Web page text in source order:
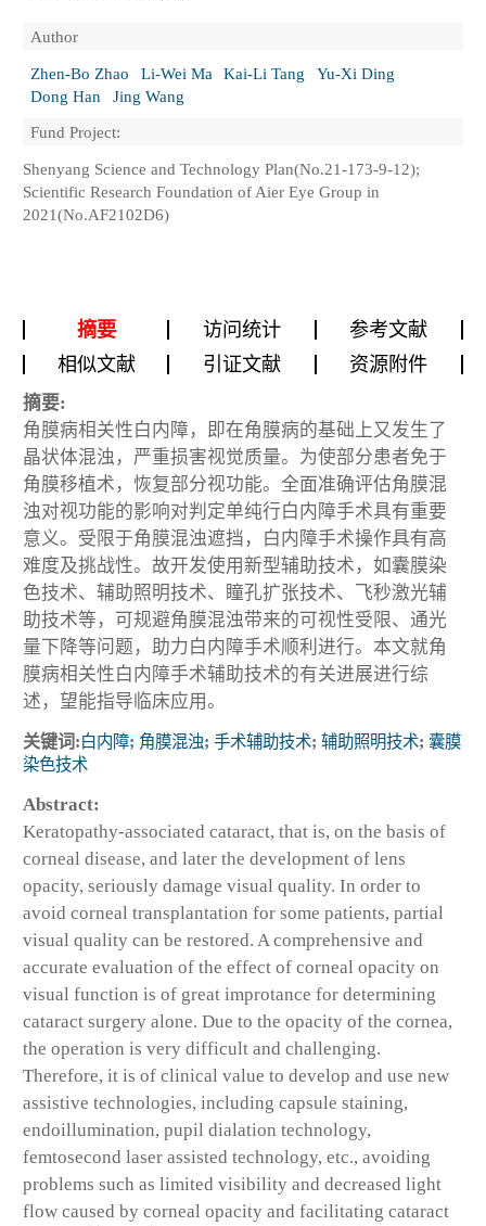
Author
Zhen-Bo Zhao
Li-Wei Ma Kai-Li Tang
Yu-Xi Ding
Dong Han
Jing Wang
Fund Project:
Shenyang Science and Technology Plan(No.21-173-9-12);
Scientific Research Foundation of Aier Eye Group in
2021(No.AF2102D6)
摘要 访问统计
参考文献
相似文献
引证文献 资源附件
摘要:
角膜病相关性白内障，即在角膜病的基础上又发生了
晶状体混浊，严重损害视觉质量。为使部分患者免于
角膜移植术，恢复部分视功能。全面准确评估角膜混
浊对视功能的影响对判定单纯行白内障手术具有重要
意义。受限于角膜混浊遮挡，白内障手术操作具有高
难度及挑战性。故开发使用新型辅助技术，如囊膜染
色技术、辅助照明技术、瞳孔扩张技术、飞秒激光辅
助技术等，可规避角膜混浊带来的可视性受限、通光
量下降等问题，助力白内障手术顺利进行。本文就角
膜病相关性白内障手术辅助技术的有关进展进行综
述，望能指导临床应用。
关键词:白内障; 角膜混浊; 手术辅助技术; 辅助照明技术; 囊膜
染色技术
Abstract:
Keratopathy-associated cataract, that is, on the basis of
corneal disease, and later the development of lens
opacity, seriously damage visual quality. In order to
avoid corneal transplantation for some patients, partial
visual quality can be restored. A comprehensive and
accurate evaluation of the effect of corneal opacity on
visual function is of great improtance for determining
cataract surgery alone. Due to the opacity of the cornea,
the operation is very difficult and challenging.
Therefore, it is of clinical value to develop and use new
assistive technologies, including capsule staining,
endoillumination, pupil dialation technology,
femtosecond laser assisted technology, etc., avoiding
problems such as limited visibility and decreased light
flow caused by corneal opacity and facilitating cataract